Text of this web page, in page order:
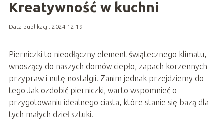
Kreatywność w kuchni
Data publikacji: 2024-12-19
Pierniczki to nieodłączny element świątecznego klimatu,
wnoszący do naszych domów ciepło, zapach korzennych
przypraw i nutę nostalgii. Zanim jednak przejdziemy do
tego Jak ozdobić pierniczki, warto wspomnieć o
przygotowaniu idealnego ciasta, które stanie się bazą dla
tych małych dzieł sztuki.